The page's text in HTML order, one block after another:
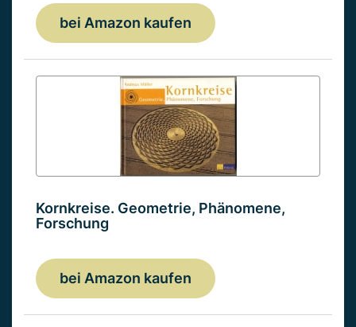
bei Amazon kaufen
Kornkreise. Geometrie, Phänomene,
Forschung
bei Amazon kaufen